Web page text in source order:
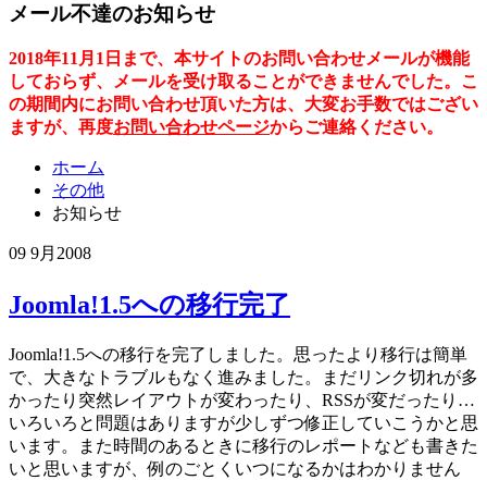
メール不達のお知らせ
2018年11月1日まで、本サイトのお問い合わせメールが機能
しておらず、メールを受け取ることができませんでした。こ
の期間内にお問い合わせ頂いた方は、大変お手数ではござい
ますが、再度お問い合わせページからご連絡ください。
ホーム
その他
お知らせ
09 9月 2008
Joomla!1.5への移行完了
Joomla!1.5への移行を完了しました。思ったより移行は簡単
で、大きなトラブルもなく進みました。まだリンク切れが多
かったり突然レイアウトが変わったり、RSSが変だったり…
いろいろと問題はありますが少しずつ修正していこうかと思
います。また時間のあるときに移行のレポートなども書きた
いと思いますが、例のごとくいつになるかはわかりません